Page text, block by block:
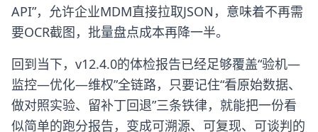
API”，允许企业MDM直接拉取JSON，意味着不再需
要OCR截图，批量盘点成本再降一半。
回到当下，v12.4.0的体检报告已经足够覆盖“验机—
监控—优化—维权”全链路，只要记住“看原始数据、
做对照实验、留补丁回退”三条铁律，就能把一份看
似简单的跑分报告，变成可溯源、可复现、可谈判的